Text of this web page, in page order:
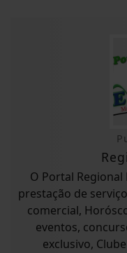
O Portal
prestação de
comercial,
eventos,
exclusivo,